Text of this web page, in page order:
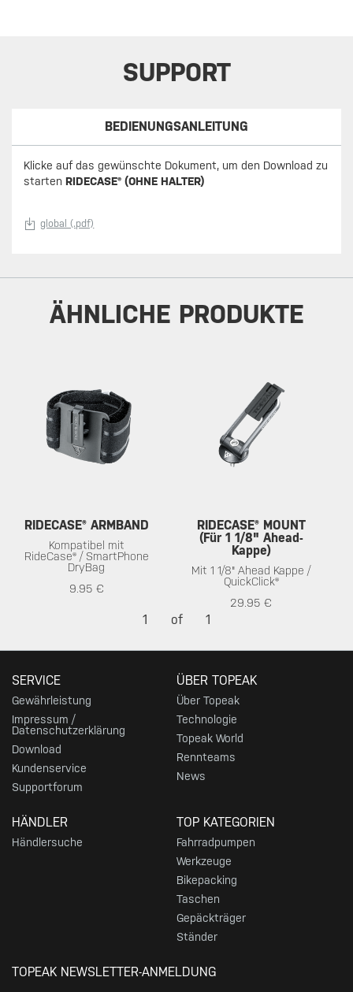
SUPPORT
BEDIENUNGSANLEITUNG
Klicke auf das gewünschte Dokument, um den Download zu
starten RIDECASE® (OHNE HALTER)
global (.pdf)
ÄHNLICHE PRODUKTE
RIDECASE® ARMBAND
Kompatibel mit
RideCase® / SmartPhone
DryBag
9.95 €
RIDECASE® MOUNT
(Für 1 1/8" Ahead-
Kappe)
Mit 1 1/8" Ahead Kappe /
QuickClick®
29.95 €
1 of 1
SERVICE
Gewährleistung
Impressum /
Datenschutzerklärung
Download
Kundenservice
Supportforum
ÜBER TOPEAK
Über Topeak
Technologie
Topeak World
Rennteams
News
HÄNDLER
Händlersuche
TOP KATEGORIEN
Fahrradpumpen
Werkzeuge
Bikepacking
Taschen
Gepäckträger
Ständer
TOPEAK NEWSLETTER-ANMELDUNG